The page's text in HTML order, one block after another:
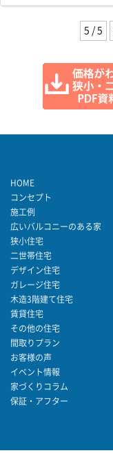
5 / 5
HOME
コンセプト
施工例
広いバルコニーのある家
狭小住宅
二世帯住宅
デザイン住宅
ガレージ住宅
木造3階建て住宅
賃貸住宅
その他の住宅
間取りプラン
お客様の声
イベント情報
家づくりコラム
保証・アフター